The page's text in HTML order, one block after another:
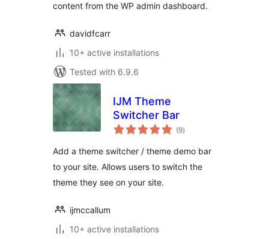
content from the WP admin dashboard.
davidfcarr
10+ active installations
Tested with 6.9.6
IJM Theme
Switcher Bar
(9total
ratings
)
Add a theme switcher / theme demo bar
to your site. Allows users to switch the
theme they see on your site.
ijmccallum
10+ active installations